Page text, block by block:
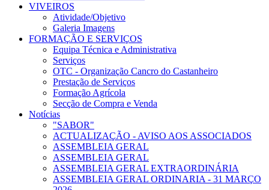
VIVEIROS
Atividade/Objetivo
Galeria Imagens
FORMAÇÃO E SERVIÇOS
Equipa Técnica e Administrativa
Serviços
OTC - Organização Cancro do Castanheiro
Prestação de Serviços
Formação Agrícola
Secção de Compra e Venda
Notícias
"SABOR"
ACTUALIZAÇÃO - AVISO AOS ASSOCIADOS
ASSEMBLEIA GERAL
ASSEMBLEIA GERAL
ASSEMBLEIA GERAL EXTRAORDINÁRIA
ASSEMBLEIA GERAL ORDINARIA - 31 MARÇO